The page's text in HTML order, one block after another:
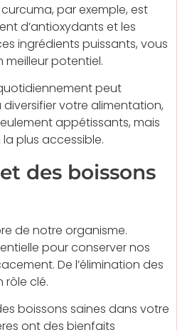
par exemple, est
d’antioxydants et les
ingrédients puissants, vous
potentiel.
peut
votre alimentation,
appétissants, mais
plus accessible.
des boissons
de notre organisme.
pour conserver nos
De l’élimination des
rôle clé.
boissons saines dans votre
ont des bienfaits